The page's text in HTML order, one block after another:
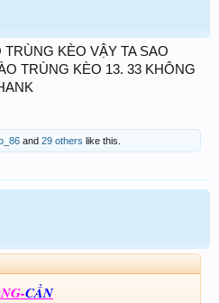
KÈO VẬY TA SAO
TRÙNG KÈO 13. 33 KHÔNG
and 29 others like this.
CẦN